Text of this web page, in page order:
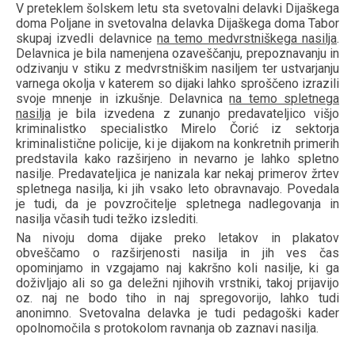
V preteklem šolskem letu sta svetovalni delavki Dijaškega
doma Poljane in svetovalna delavka Dijaškega doma Tabor
skupaj izvedli delavnice na temo medvrstniškega nasilja.
Delavnica je bila namenjena ozaveščanju, prepoznavanju in
odzivanju v stiku z medvrstniškim nasiljem ter ustvarjanju
varnega okolja v katerem so dijaki lahko sproščeno izrazili
svoje mnenje in izkušnje. Delavnicana temo spletnega
nasilja je bila izvedena z zunanjo predavateljico višjo
kriminalistko specialistko Mirelo Čorić iz sektorja
kriminalistične policije, ki je dijakom na konkretnih primerih
predstavila kako razširjeno in nevarno je lahko spletno
nasilje. Predavateljica je nanizala kar nekaj primerov žrtev
spletnega nasilja, ki jih vsako leto obravnavajo. Povedala
je tudi, da je povzročitelje spletnega nadlegovanja in
nasilja včasih tudi težko izslediti.
Na nivoju doma dijake preko letakov in plakatov
obveščamo o razširjenosti nasilja in jih ves čas
opominjamo in vzgajamo naj kakršno koli nasilje, ki ga
doživljajo ali so ga deležni njihovih vrstniki, takoj prijavijo
oz. naj ne bodo tiho in naj spregovorijo, lahko tudi
anonimno. Svetovalna delavka je tudi pedagoški kader
opolnomočila s protokolom ravnanja ob zaznavi nasilja.